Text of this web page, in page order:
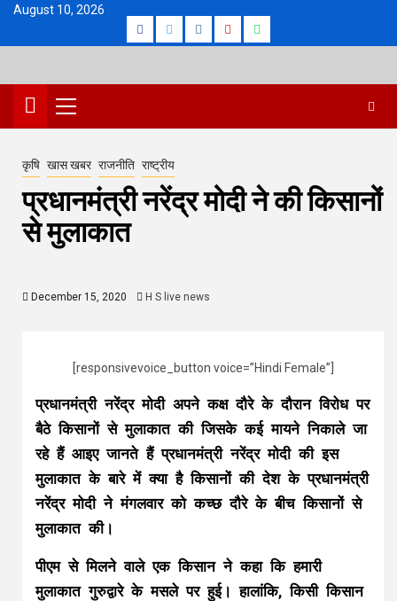
Skip
content
August 10, 2026
Facebook
TwitterInstagram
YoutubeWhatsapp
Primary
Menu
कृषि खास खबर राजनीति राष्ट्रीय
प्रधानमंत्री नरेंद्र मोदी ने की किसानों
से मुलाकात
December 15, 2020 H S live news
[responsivevoice_button voice=”Hindi Female”]
प्रधानमंत्री नरेंद्र मोदी अपने कक्ष दौरे के दौरान विरोध पर
बैठे किसानों से मुलाकात की जिसके कई मायने निकाले जा
रहे हैं आइए जानते हैं प्रधानमंत्री नरेंद्र मोदी की इस
मुलाकात के बारे में क्या है किसानों की देश के प्रधानमंत्री
नरेंद्र मोदी ने मंगलवार को कच्छ दौरे के बीच किसानों से
मुलाकात की।
पीएम से मिलने वाले एक किसान ने कहा कि हमारी
मुलाकात गुरुद्वारे के मसले पर हुई। हालांकि, किसी किसान